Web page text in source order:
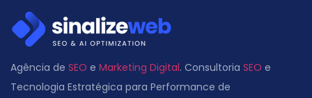
Agência de SEO e Marketing Digital. Consultoria SEO e
Tecnologia Estratégica para Performance de